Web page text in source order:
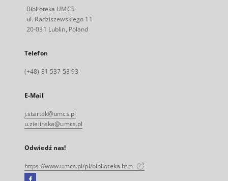
Biblioteka UMCS
ul. Radziszewskiego 11
20-031 Lublin, Poland
Telefon
(+48) 81 537 58 93
E-Mail
j.startek@umcs.pl
u.zielinska@umcs.pl
Odwiedź nas!
https://www.umcs.pl/pl/biblioteka.htm
Facebook